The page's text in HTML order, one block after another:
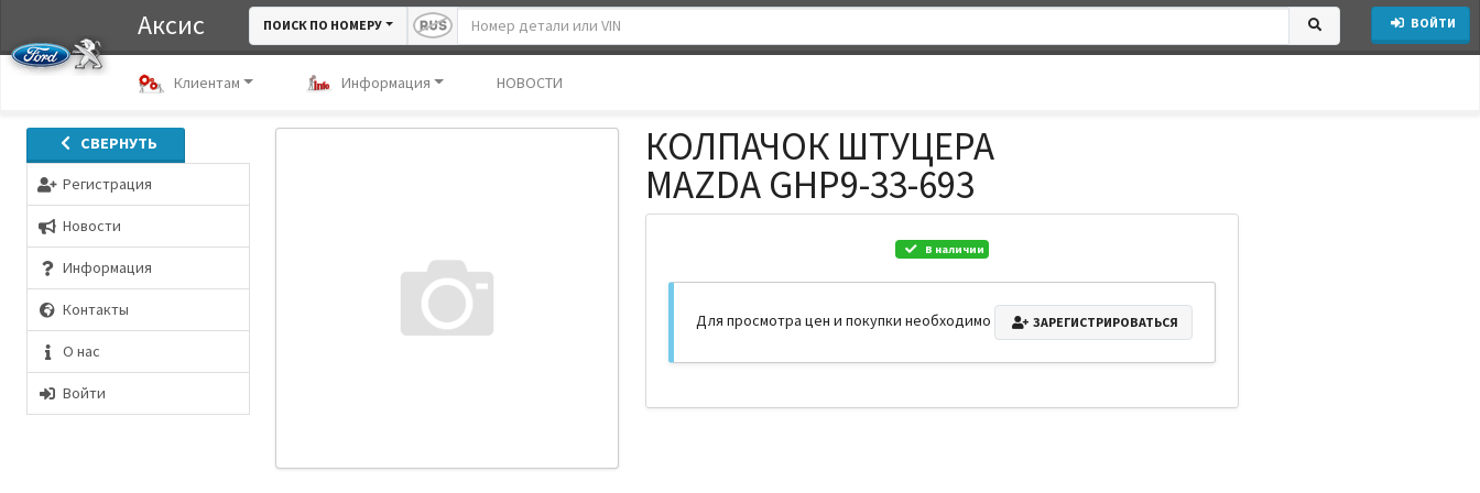
Аксис ПОИСК ПО НОМЕРУ ВОЙТИ
Клиентам Информация НОВОСТИ
СВЕРНУТЬ
Регистрация
Новости
Информация
Контакты
О нас
Войти
КОЛПАЧОК ШТУЦЕРА
MAZDA GHP9-33-693
В наличии
Для просмотра цен и покупки необходимо ЗАРЕГИСТРИРОВАТЬСЯ